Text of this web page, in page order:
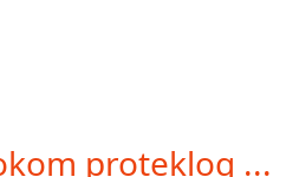
proteklog ...